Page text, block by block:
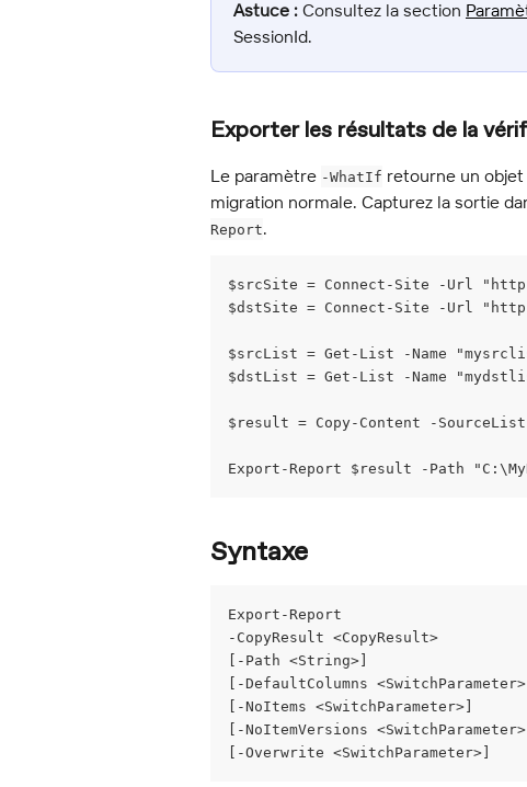
Astuce : Consultez la section
SessionId.
Exporter les résultats de la
Le paramètre -WhatIf retourne un
migration normale. Capturez la sortie
Report.
$srcSite = Connect-Site -Url
$dstSite = Connect-Site -Url
$srcList = Get-List -Name
$dstList = Get-List -Name
$result = Copy-Content -
Export-Report $result -Path
Syntaxe
Export-Report
-CopyResult <CopyResult>
[-Path <String>]
[-DefaultColumns <SwitchParameter>]
[-NoItems <SwitchParameter>]
[-NoItemVersions <SwitchParameter>]
[-Overwrite <SwitchParameter>]